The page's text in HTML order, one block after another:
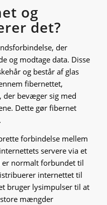
og
det?
der
og modtage data. Disse
og består af glas
fibernettet,
der bevæger sig med
Dette gør fibernet
forbindelse mellem
servere via et
er normalt forbundet til
internettet til
bruger lysimpulser til at
mængder